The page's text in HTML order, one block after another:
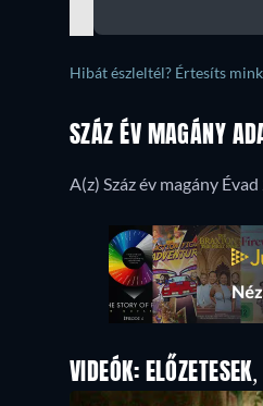
Hibát észleltél? Értesíts
SZÁZ ÉV MAGÁNY
A(z) Száz év magány
VIDEÓK: